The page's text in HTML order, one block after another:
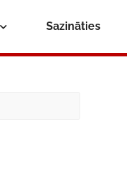
Sazināties